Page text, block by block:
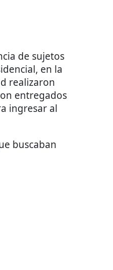
de sujetos
en la
realizaron
entregados
ingresar al
buscaban